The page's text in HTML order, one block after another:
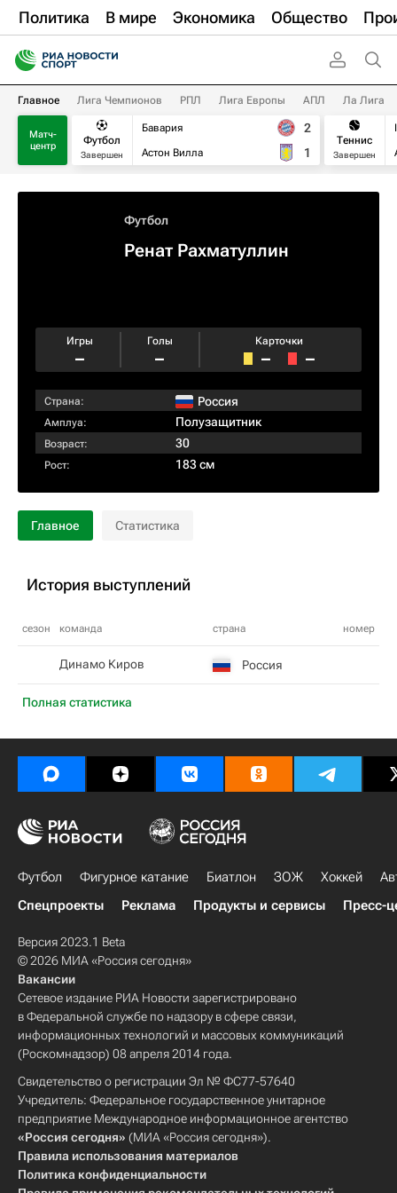
Политика В мире Экономика Общество
Главное Лига Чемпионов РПЛ Лига Европы АПЛ Ла Лига
Матч-
центр
Футбол
Завершен
Бавария
Астон Вилла
2
1
Теннис
Завершен
Футбол
Ренат Рахматуллин
Игры
–
Голы
–
Карточки
– –
Страна: Россия
Амплуа: Полузащитник
Возраст: 30
Рост: 183 см
Главное Статистика
История выступлений
сезон команда страна номер
Полная статистика
Динамо Киров Россия
Футбол Фигурное катание Биатлон ЗОЖ Хоккей
Спецпроекты
Реклама Продукты и сервисы Пресс-
Версия 2023.1 Beta
© 2026 МИА «Россия сегодня»
Вакансии
Сетевое издание РИА Новости зарегистрировано
в Федеральной службе по надзору в сфере связи,
информационных технологий и массовых коммуникаций
(Роскомнадзор) 08 апреля 2014 года.
Свидетельство о регистрации Эл № ФС77-57640
Учредитель: Федеральное государственное унитарное
предприятие Международное информационное агентство
«Россия сегодня» (МИА «Россия сегодня»).
Правила использования материалов
Политика конфиденциальности